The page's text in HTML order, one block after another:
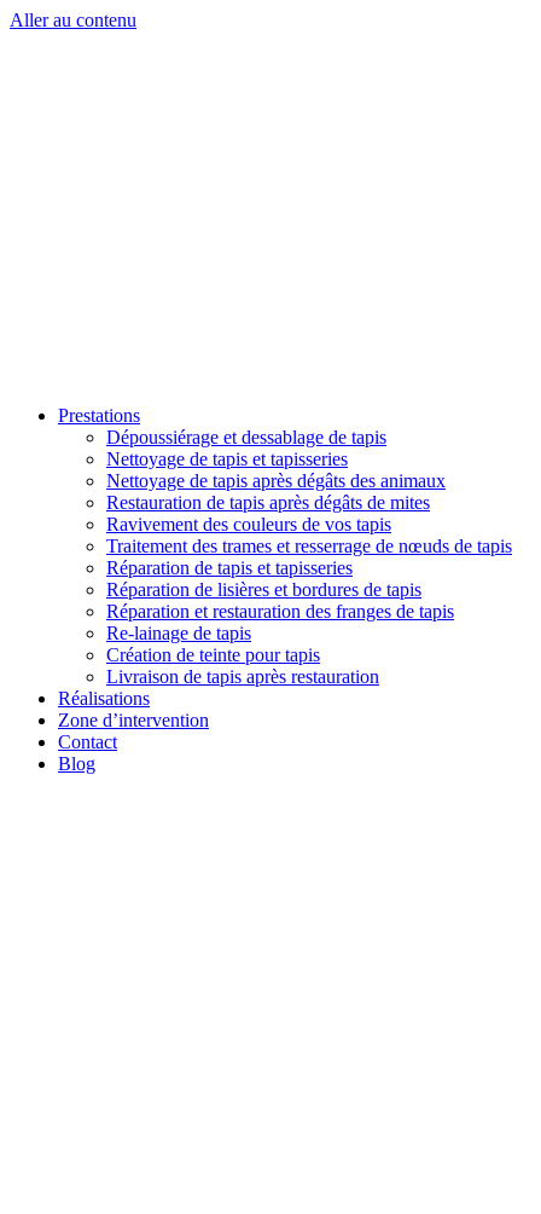
Aller au contenu
Prestations
Dépoussiérage et dessablage de tapis
Nettoyage de tapis et tapisseries
Nettoyage de tapis après dégâts des animaux
Restauration de tapis après dégâts de mites
Ravivement des couleurs de vos tapis
Traitement des trames et resserrage de nœuds de tapis
Réparation de tapis et tapisseries
Réparation de lisières et bordures de tapis
Réparation et restauration des franges de tapis
Re-lainage de tapis
Création de teinte pour tapis
Livraison de tapis après restauration
Réalisations
Zone d’intervention
Contact
Blog